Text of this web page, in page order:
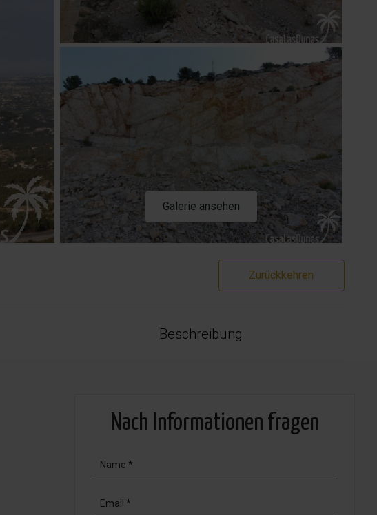
Galerie ansehen
Zurückkehren
Beschreibung
Nach Informationen fragen